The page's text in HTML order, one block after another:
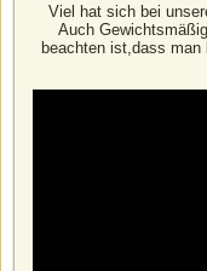
Viel hat sich bei
Auch
beachten ist,dass man